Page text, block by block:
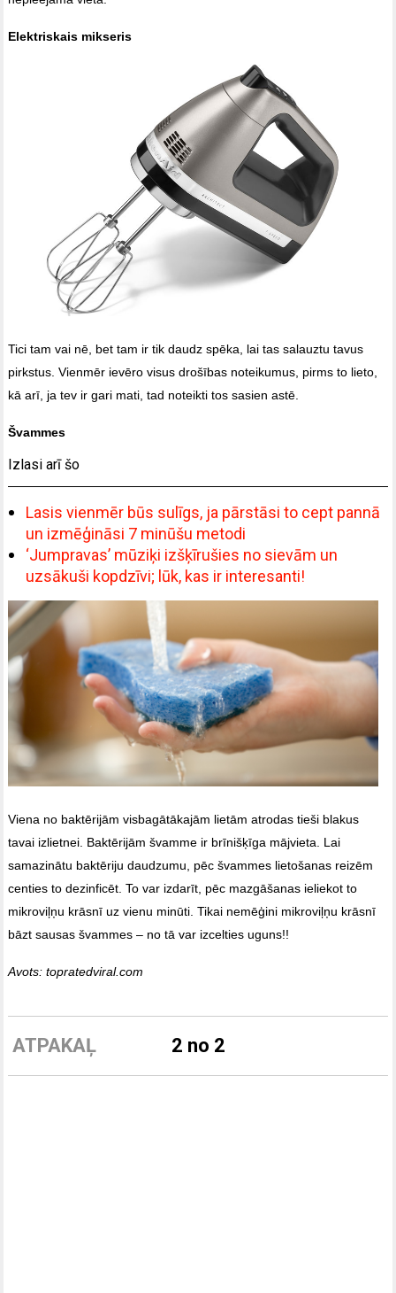
Elektriskais mikseris
Tici tam vai nē, bet tam ir tik daudz spēka, lai tas salauztu tavus
pirkstus. Vienmēr ievēro visus drošības noteikumus, pirms to lieto,
kā arī, ja tev ir gari mati, tad noteikti tos sasien astē.
Švammes
Izlasi arī šo
Lasis vienmēr būs sulīgs, ja pārstāsi to cept pannā
un izmēģināsi 7 minūšu metodi
‘Jumpravas’ mūziķi izšķīrušies no sievām un
uzsākuši kopdzīvi; lūk, kas ir interesanti!
Viena no baktērijām visbagātākajām lietām atrodas tieši blakus
tavai izlietnei. Baktērijām švamme ir brīnišķīga mājvieta. Lai
samazinātu baktēriju daudzumu, pēc švammes lietošanas reizēm
centies to dezinficēt. To var izdarīt, pēc mazgāšanas ieliekot to
mikroviļņu krāsnī uz vienu minūti. Tikai nemēģini mikroviļņu krāsnī
bāzt sausas švammes – no tā var izcelties uguns!!
Avots: topratedviral.com
ATPAKAĻ 2 no 2